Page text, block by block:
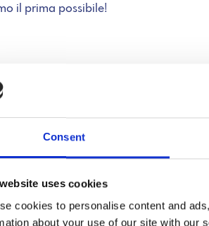
Consent
uses cookies
cookies to personalise content and
about your use of our site with our
il prima possibile!